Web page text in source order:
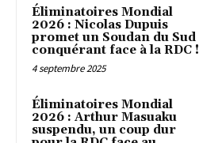
Éliminatoires Mondial
2026 : Nicolas Dupuis
promet un Soudan du Sud
conquérant face à la RDC !
4 septembre 2025
Éliminatoires Mondial
2026 : Arthur Masuaku
suspendu, un coup dur